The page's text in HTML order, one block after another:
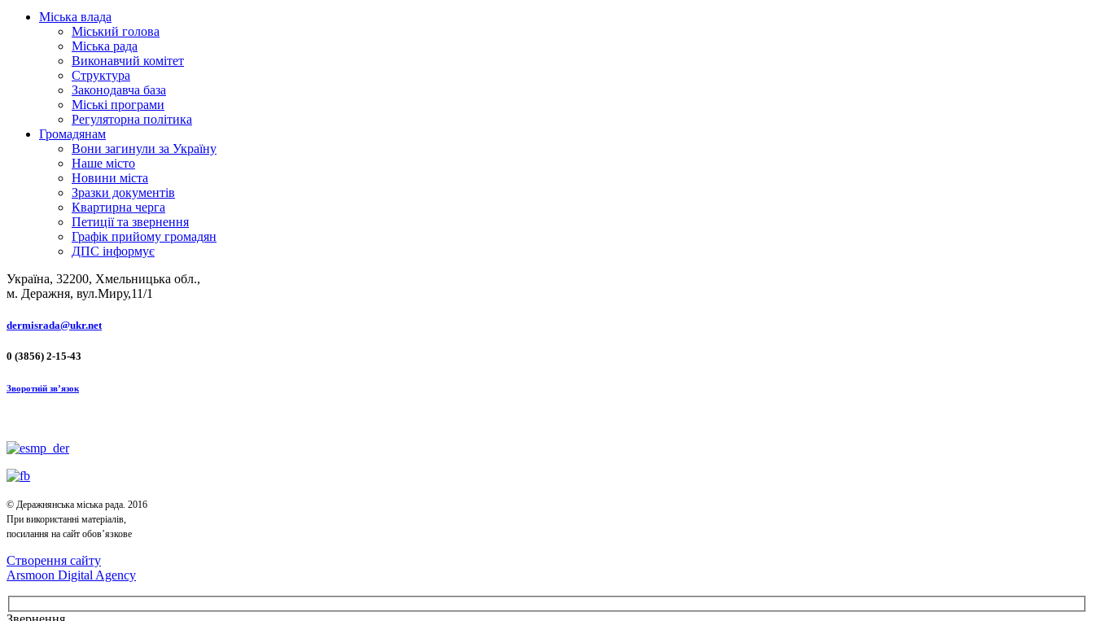
Міська влада
Міський голова
Міська рада
Виконавчий комітет
Структура
Законодавча база
Міські програми
Регуляторна політика
Громадянам
Вони загинули за Україну
Наше місто
Новини міста
Зразки документів
Квартирна черга
Петиції та звернення
Графік прийому громадян
ДПС інформує
Україна, 32200, Хмельницька обл.,
м. Деражня, вул.Миру,11/1
dermisrada@ukr.net
0 (3856) 2-15-43
Зворотній зв’язок
© Деражнянська міська рада. 2016
При використанні матеріалів,
посилання на сайт обов’язкове
Створення сайту
Arsmoon Digital Agency